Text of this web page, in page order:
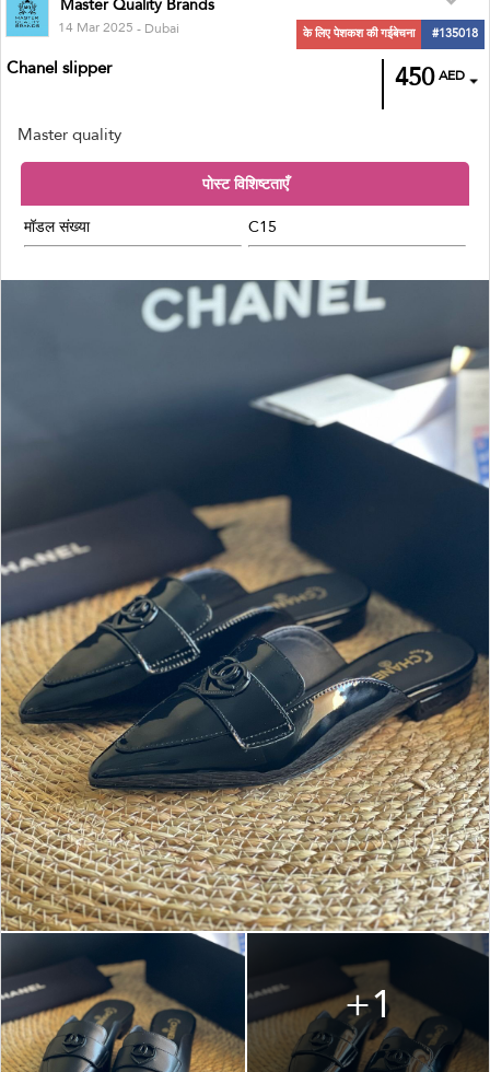
14 Mar 2025- Dubai के लिए पेशकश की गईबेचना #135018
450AED
Chanel slipper
Master quality
पोस्ट विशिष्टताएँ
मॉडल संख्या
C15
+1